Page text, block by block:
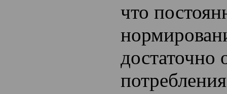
что
достаточно